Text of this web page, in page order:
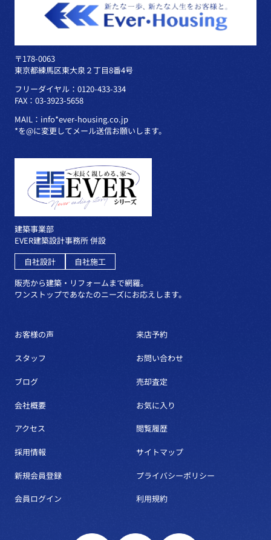
〒178-0063
東京都練馬区東大泉２丁目8番4号
フリーダイヤル：0120-433-334
FAX：03-3923-5658
MAIL：info*ever-housing.co.jp
*を@に変更してメール送信お願いします。
建築事業部
EVER建築設計事務所 併設
自社設計
自社施工
販売から建築・リフォームまで網羅。
ワンストップであなたのニーズにお応えします。
お客様の声
スタッフ
ブログ
会社概要
アクセス
採用情報
新規会員登録
会員ログイン
来店予約
お問い合わせ
売却査定
お気に入り
閲覧履歴
サイトマップ
プライバシーポリシー
利用規約